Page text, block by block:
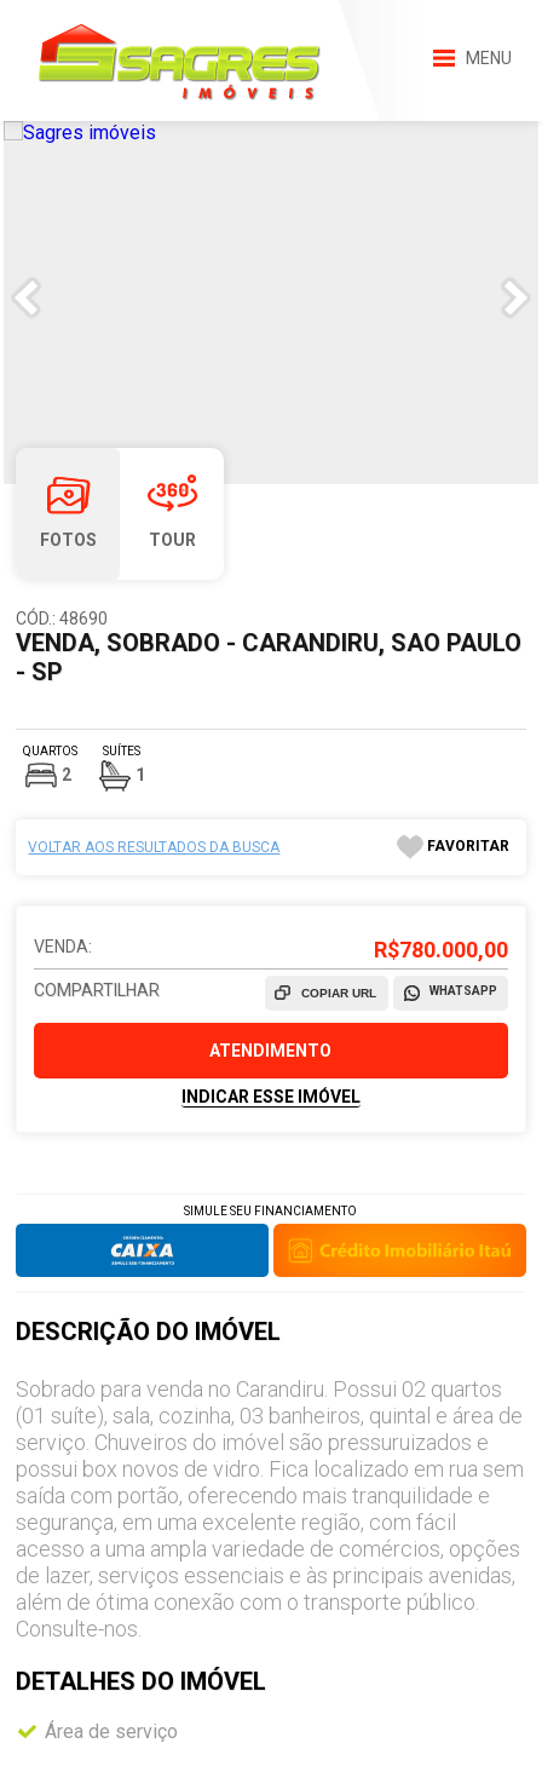
MENU
FOTOS TOUR
CÓD.: 48690
VENDA, SOBRADO - CARANDIRU, SAO PAULO
- SP
QUARTOS
2
SUÍTES
1
VOLTAR AOS RESULTADOS DA BUSCA FAVORITAR
VENDA: R$780.000,00
COMPARTILHAR WHATSAPP
COPIAR URL
ATENDIMENTO
INDICAR ESSE IMÓVEL
SIMULE SEU FINANCIAMENTO
DESCRIÇÃO DO IMÓVEL
Sobrado para venda no Carandiru. Possui 02 quartos
(01 suíte), sala, cozinha, 03 banheiros, quintal e área de
serviço. Chuveiros do imóvel são pressuruizados e
possui box novos de vidro. Fica localizado em rua sem
saída com portão, oferecendo mais tranquilidade e
segurança, em uma excelente região, com fácil
acesso a uma ampla variedade de comércios, opções
de lazer, serviços essenciais e às principais avenidas,
além de ótima conexão com o transporte público.
Consulte-nos.
DETALHES DO IMÓVEL
Área de serviço